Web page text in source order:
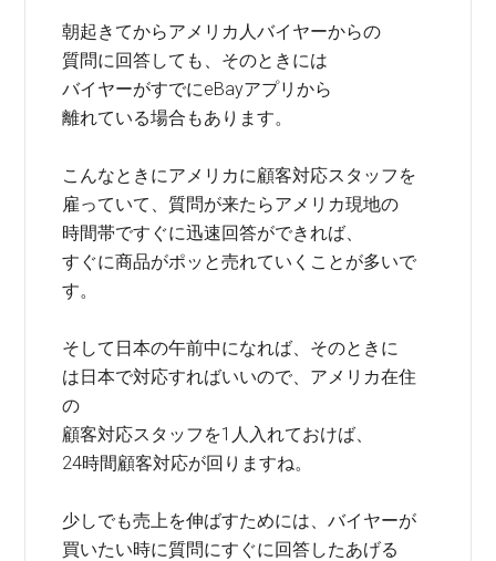
朝起きてからアメリカ人バイヤーからの
質問に回答しても、そのときには
バイヤーがすでにeBayアプリから
離れている場合もあります。
こんなときにアメリカに顧客対応スタッフを
雇っていて、質問が来たらアメリカ現地の
時間帯ですぐに迅速回答ができれば、
すぐに商品がポッと売れていくことが多いで
す。
そして日本の午前中になれば、そのときに
は日本で対応すればいいので、アメリカ在住
の
顧客対応スタッフを1人入れておけば、
24時間顧客対応が回りますね。
少しでも売上を伸ばすためには、バイヤーが
買いたい時に質問にすぐに回答したあげる